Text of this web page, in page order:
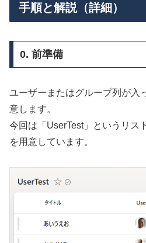
手順と解説（詳細）
0. 前準備
ユーザーまたはグループ列が入
意します。
今回は「UserTest」というリス
を用意しています。